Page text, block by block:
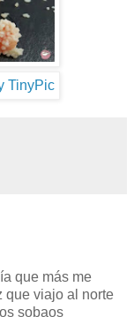
que más me
que viajo al norte
sobaos